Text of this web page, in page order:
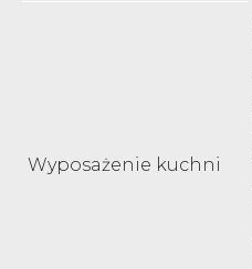
Wyposażenie kuchni